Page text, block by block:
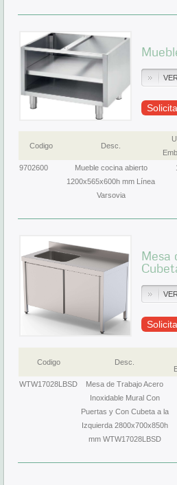
Codigo Desc.
9702600
Mueble cocina abierto
1200x565x600h mm Línea
Varsovia
Mesa
Codigo Desc.
WTW17028LBSD
Mesa de Trabajo Acero
Inoxidable Mural Con
Puertas y Con Cubeta a la
Izquierda 2800x700x850h
mm WTW17028LBSD